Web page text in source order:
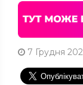
7 Грудня